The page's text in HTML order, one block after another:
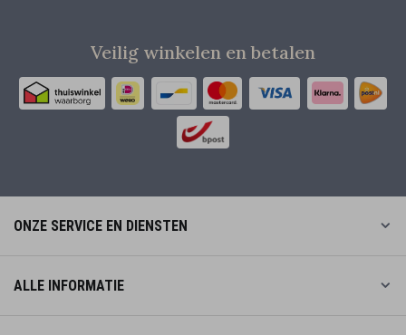
Veilig winkelen en betalen
ONZE SERVICE EN DIENSTEN
ALLE INFORMATIE